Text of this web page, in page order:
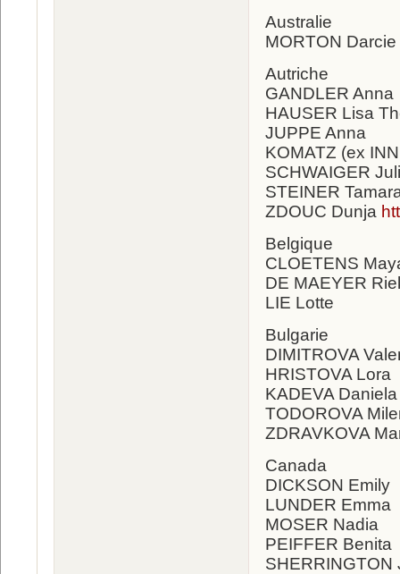
Australie
MORTON Darcie
Autriche
GANDLER Anna
HAUSER Lisa
JUPPE Anna
KOMATZ (ex
SCHWAIGER
STEINER
ZDOUC Dunja
Belgique
CLOETENS
DE MAEYER
LIE Lotte
Bulgarie
DIMITROVA
HRISTOVA Lora
KADEVA
TODOROVA
ZDRAVKOVA
Canada
DICKSON Emily
LUNDER Emma
MOSER Nadia
PEIFFER Benita
SHERRINGTON